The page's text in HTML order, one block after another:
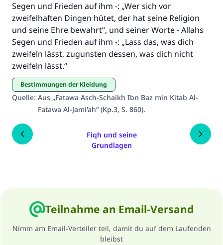
Segen und Frieden auf ihm -: „Wer sich vor
zweifelhaften Dingen hütet, der hat seine Religion
und seine Ehre bewahrt“, und seiner Worte - Allahs
Segen und Frieden auf ihm -: „Lass das, was dich
zweifeln lässt, zugunsten dessen, was dich nicht
zweifeln lässt.“
Bestimmungen der Kleidung
Quelle: Aus „Fatawa Asch-Schaikh Ibn Baz min Kitab Al-
Fatawa Al-Jami'ah“ (Kp.3, S. 860).
Fiqh und seine
Grundlagen
Teilnahme an Email-Versand
Nimm am Email-Verteiler teil, damit du auf dem Laufenden
bleibst
(MUSLIM 1893)
Beitrag dazu